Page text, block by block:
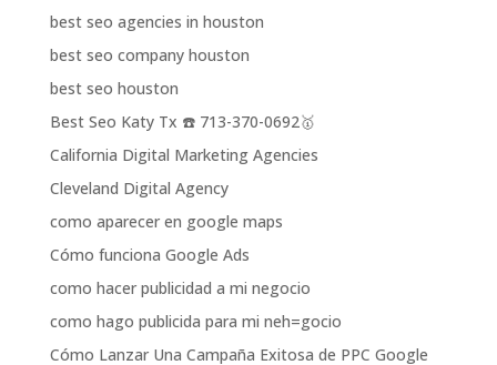
best seo agencies in houston
best seo company houston
best seo houston
Best Seo Katy Tx ☎️ 713-370-0692🥇
California Digital Marketing Agencies
Cleveland Digital Agency
como aparecer en google maps
Cómo funciona Google Ads
como hacer publicidad a mi negocio
como hago publicida para mi neh=gocio
Cómo Lanzar Una Campaña Exitosa de PPC Google